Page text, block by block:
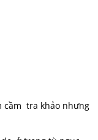
cầm tra khảo nhưng